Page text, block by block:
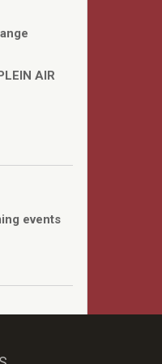
AIR
events